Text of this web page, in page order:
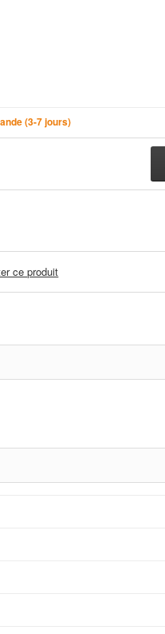
(3-7 jours)
ce produit